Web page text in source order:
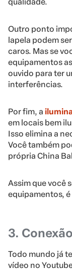
qualidade.
Outro ponto
lapela podem
caros. Mas se
equipamentos
ouvido para ter
interferências.
Por fim, a
em locais bem
Isso elimina a
Você também
própria China
Assim que você
equipamentos,
3. Conexão
Todo mundo já
vídeo no